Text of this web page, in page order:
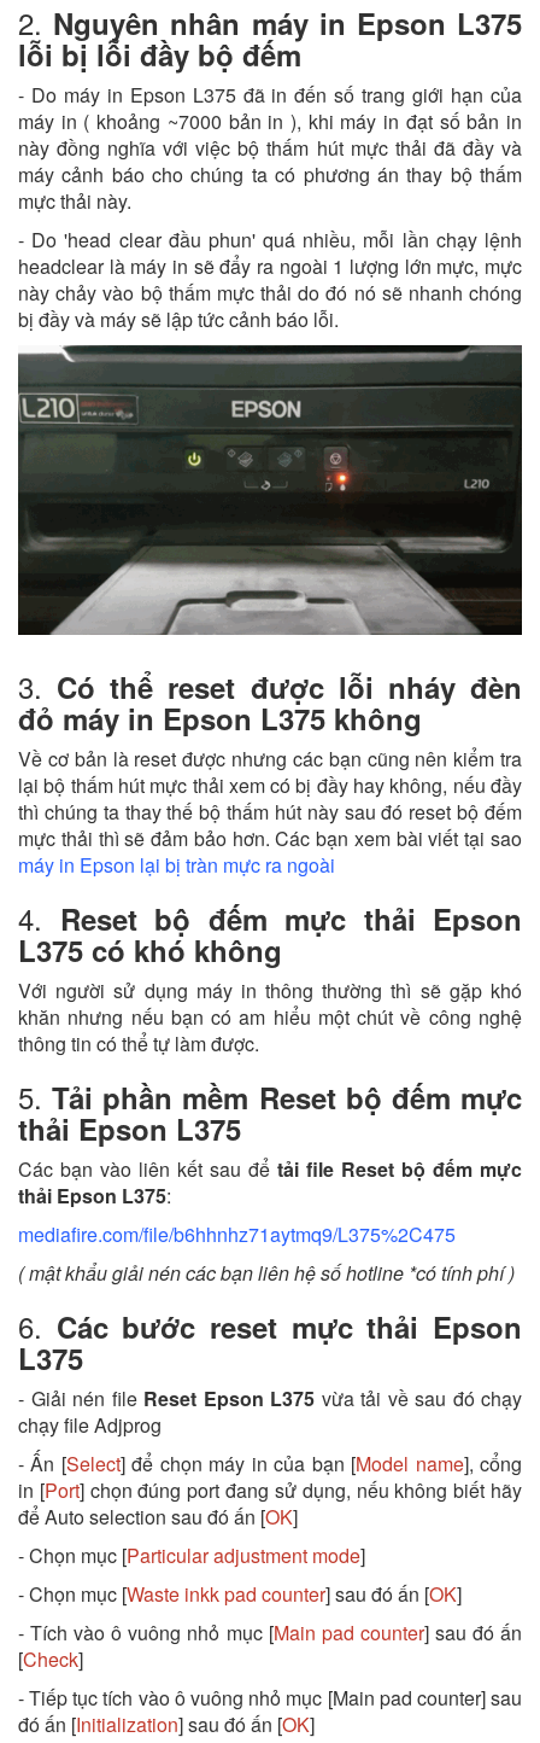
2. Nguyên nhân máy in Epson L375
lỗi bị lỗi đầy bộ đếm
- Do máy in Epson L375 đã in đến số trang giới hạn của
máy in ( khoảng ~7000 bản in ), khi máy in đạt số bản in
này đồng nghĩa với việc bộ thấm hút mực thải đã đầy và
máy cảnh báo cho chúng ta có phương án thay bộ thấm
mực thải này.
- Do 'head clear đầu phun' quá nhiều, mỗi lần chạy lệnh
headclear là máy in sẽ đẩy ra ngoài 1 lượng lớn mực, mực
này chảy vào bộ thấm mực thải do đó nó sẽ nhanh chóng
bị đầy và máy sẽ lập tức cảnh báo lỗi.
3. Có thể reset được lỗi nháy đèn
đỏ máy in Epson L375 không
Về cơ bản là reset được nhưng các bạn cũng nên kiểm tra
lại bộ thấm hút mực thải xem có bị đầy hay không, nếu đầy
thì chúng ta thay thế bộ thấm hút này sau đó reset bộ đếm
mực thải thì sẽ đảm bảo hơn. Các bạn xem bài viết tại sao
máy in Epson lại bị tràn mực ra ngoài
4. Reset bộ đếm mực thải Epson
L375 có khó không
Với người sử dụng máy in thông thường thì sẽ gặp khó
khăn nhưng nếu bạn có am hiểu một chút về công nghệ
thông tin có thể tự làm được.
5.Tải phần mềm Reset bộ đếm mực
thải Epson L375
Các bạn vào liên kết sau để tải file Reset bộ đếm mực
thải Epson L375:
mediafire.com/file/b6hhnhz71aytmq9/L375%2C475
( mật khẩu giải nén các bạn liên hệ số hotline *có tính phí )
6. Các bước reset mực thải Epson
L375
- Giải nén file Reset Epson L375 vừa tải về sau đó chạy
chạy file Adjprog
- Ấn [Select] để chọn máy in của bạn [Model name], cổng
in [Port] chọn đúng port đang sử dụng, nếu không biết hãy
để Auto selection sau đó ấn [OK]
- Chọn mục [Particular adjustment mode]
- Chọn mục [Waste inkk pad counter] sau đó ấn [OK]
- Tích vào ô vuông nhỏ mục [Main pad counter] sau đó ấn
[Check]
- Tiếp tục tích vào ô vuông nhỏ mục [Main pad counter] sau
đó ấn [Initialization] sau đó ấn [OK]